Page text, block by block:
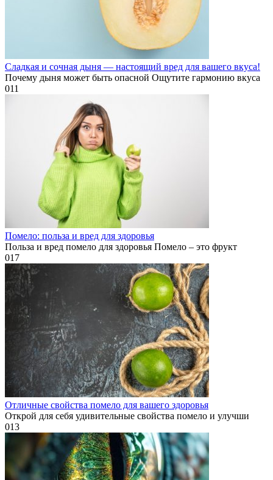
Сладкая и сочная дыня — настоящий вред для вашего вкуса!
Почему дыня может быть опасной Ощутите гармонию вкуса
011
Помело: польза и вред для здоровья
Польза и вред помело для здоровья Помело – это фрукт
017
Отличные свойства помело для вашего здоровья
Открой для себя удивительные свойства помело и улучши
013